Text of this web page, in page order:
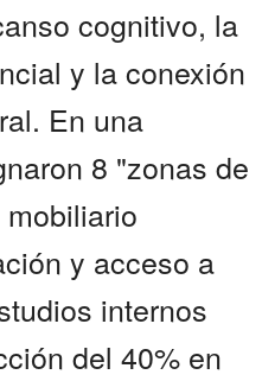
cognitivo, la
y la conexión
En una
8 "zonas de
y acceso a
internos
del 40% en